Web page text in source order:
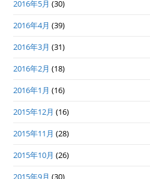
2016年5月 (30)
2016年4月 (39)
2016年3月 (31)
2016年2月 (18)
2016年1月 (16)
2015年12月 (16)
2015年11月 (28)
2015年10月 (26)
2015年9月 (30)